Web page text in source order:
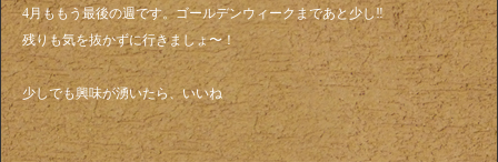
4月ももう最後の週です。ゴールデンウィークまであと少し‼️
残りも気を抜かずに行きましょ〜！
少しでも興味が湧いたら、いいね